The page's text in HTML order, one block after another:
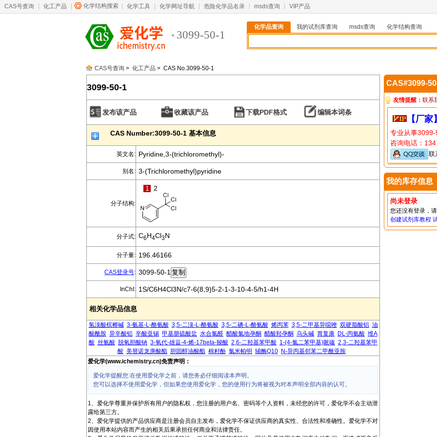
CAS号查询 化工产品 化学结构搜索 化学工具 化学网址导航 危险化学品名录 msds查询 VIP产品
3099-50-1
化学品查询 我的试剂库查询 msds查询
化学结构查询
CAS号查询 > 化工产品 > CAS No.3099-50-1
3099-50-1
发布该产品 收藏该产品 下载PDF格式 编辑本词条
CAS Number:3099-50-1 基本信息
英文名: Pyridine,3-(trichloromethyl)-
别名: 3-(Trichloromethyl)pyridine
分子结构:
1 2
分子式: C6H4Cl3N
分子量: 196.46166
CAS登录号: 3099-50-1
InChI: 1S/C6H4Cl3N/c7-6(8,9)5-2-1-3-10-4-5/h1-4H
相关化学品信息
氢溴酸槟榔碱 3-氨基-L-酪氨酸 3,5-二溴-L-酪氨酸 3,5-二碘-L-酪氨酸 烯丙苯 3,5-二甲基异噁唑 双硬脂酸铝 油
酸酰胺 异辛酸铅 辛酸亚锡 甲基肼硫酸盐 水合氯醛 醋酸氯地孕酮 醋酸羟孕酮 乌头碱 胃复康 DL-丙氨酸 维A
酸 丝氨酸 脱氧胆酸钠 3-氧代-雄甾-4-烯-17beta-羧酸 2,6-二羟基苯甲酸 1-(4-氯二苯甲基)哌嗪 2,3-二羟基苯甲
酸 美替诺龙庚酸酯 胆固醇油酸酯 棉籽酚 氯米帕明 辅酶Q10 N-异丙基邻苯二甲酰亚胺
爱化学(www.ichemistry.cn)免责声明：
爱化学提醒您:在使用爱化学之前，请您务必仔细阅读本声明。
您可以选择不使用爱化学，但如果您使用爱化学，您的使用行为将被视为对本声明全部内容的认可。
1、爱化学尊重并保护所有用户的隐私权，您注册的用户名、密码等个人资料，未经您的许可，爱化学不会主动泄
露给第三方。
2、爱化学提供的产品供应商是注册会员自主发布，爱化学不保证供应商的真实性、合法性和准确性。爱化学不对
因使用本站内容而产生的相关后果承担任何商业和法律责任。
CAS#3099-
友情提醒： 联系
【厂
专业从事
咨询电话：
联
我的库存信息
尚未登录
您还没有登录，
创建试剂库教程